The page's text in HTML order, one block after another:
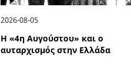
2026-08-05
Η «4η Αυγούστου» και ο
αυταρχισμός στην Ελλάδα